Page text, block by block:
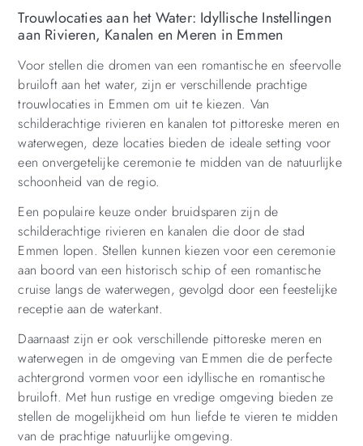
Trouwlocaties aan het Water: Idyllische Instellingen
aan Rivieren, Kanalen en Meren in Emmen
Voor stellen die dromen van een romantische en sfeervolle
bruiloft aan het water, zijn er verschillende prachtige
trouwlocaties in Emmen om uit te kiezen. Van
schilderachtige rivieren en kanalen tot pittoreske meren en
waterwegen, deze locaties bieden de ideale setting voor
een onvergetelijke ceremonie te midden van de natuurlijke
schoonheid van de regio.
Een populaire keuze onder bruidsparen zijn de
schilderachtige rivieren en kanalen die door de stad
Emmen lopen. Stellen kunnen kiezen voor een ceremonie
aan boord van een historisch schip of een romantische
cruise langs de waterwegen, gevolgd door een feestelijke
receptie aan de waterkant.
Daarnaast zijn er ook verschillende pittoreske meren en
waterwegen in de omgeving van Emmen die de perfecte
achtergrond vormen voor een idyllische en romantische
bruiloft. Met hun rustige en vredige omgeving bieden ze
stellen de mogelijkheid om hun liefde te vieren te midden
van de prachtige natuurlijke omgeving.